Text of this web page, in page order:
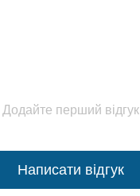
Додайте перший відгук
Написати відгук